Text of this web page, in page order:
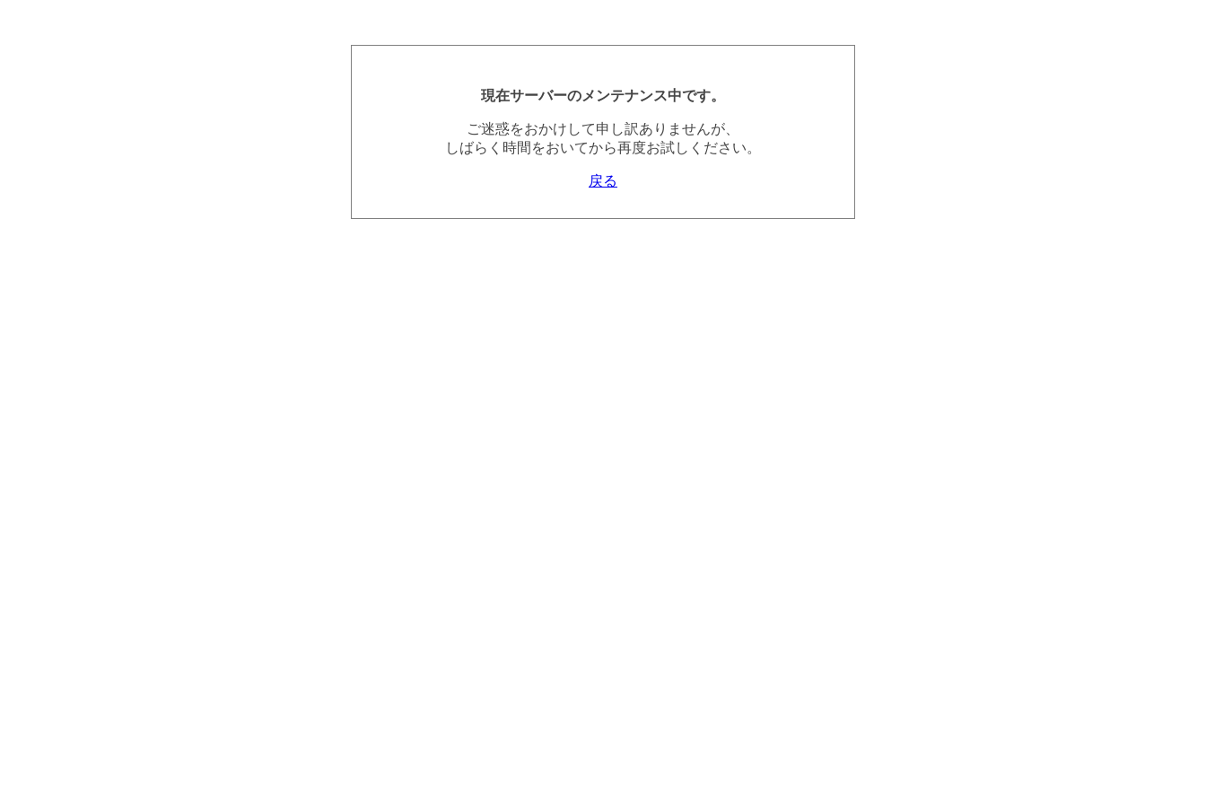
現在サーバーのメンテナンス中です。
ご迷惑をおかけして申し訳ありませんが、
しばらく時間をおいてから再度お試しください。
戻る